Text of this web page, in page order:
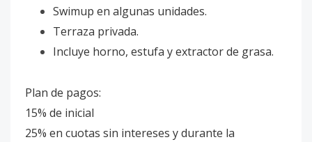
Swimup en algunas unidades.
Terraza privada.
Incluye horno, estufa y extractor de grasa.
Plan de pagos:
15% de inicial
25% en cuotas sin intereses y durante la